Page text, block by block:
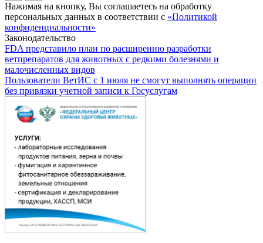
Нажимая на кнопку, Вы соглашаетесь на обработку
персональных данных в соответствии с «Политикой
конфиденциальности»
Законодательство
FDA представило план по расширению разработки
ветпрепаратов для животных с редкими болезнями и
малочисленных видов
Пользователи ВетИС с 1 июля не смогут выполнять операции
без привязки учетной записи к Госуслугам